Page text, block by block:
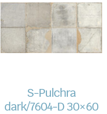
S-Pulchra
dark/7604-D 30×60